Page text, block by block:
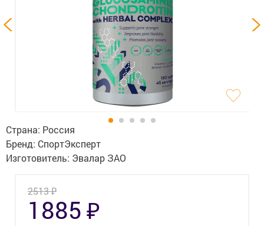
Гигиена
Изделия медицинского назначения
Планирование семьи
Оптика
Ортопедия
Уход за больными
Страна: Россия
Бренд: СпортЭксперт
Изготовитель: Эвалар ЗАО
2513₽
1885₽